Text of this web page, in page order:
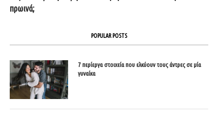
πρωινά;
POPULAR POSTS
7 περίεργα στοιχεία που ελκύουν τους άντρες σε μία
γυναίκα